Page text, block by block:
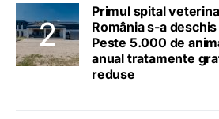
Primul spital
România s-a
Peste 5.000 de
anual tratamente
reduse